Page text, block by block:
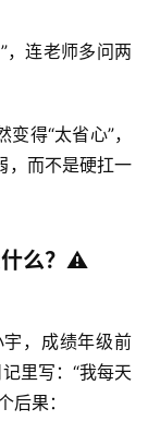
，连老师多问两
得“太省心”，
，而不是硬扛一
什么？⚠️
，成绩年级前
里写：“我每天
后果：